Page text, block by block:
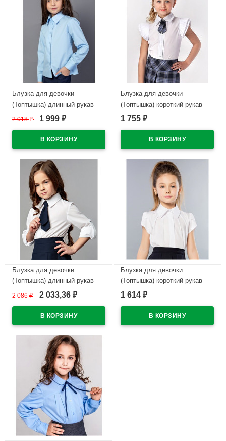
Блузка для девочки
(Топтышка) длинный рукав
цвет голубой арт.5066
2 018₽ 1 999 ₽
Блузка для девочки
(Топтышка) короткий рукав
цвет белый арт.5040
1 755 ₽
Блузка для девочки
(Топтышка) длинный рукав
цвет белый арт.5098
2 086₽ 2 033,36 ₽
Блузка для девочки
(Топтышка) короткий рукав
цвет белый арт.5113
1 614 ₽